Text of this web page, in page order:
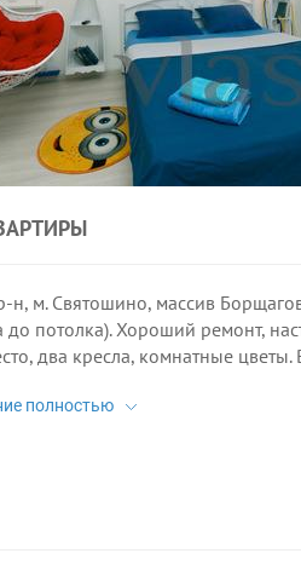
н, м. Святошино, массив
потолка). Хороший ремонт,
два кресла, комнатные